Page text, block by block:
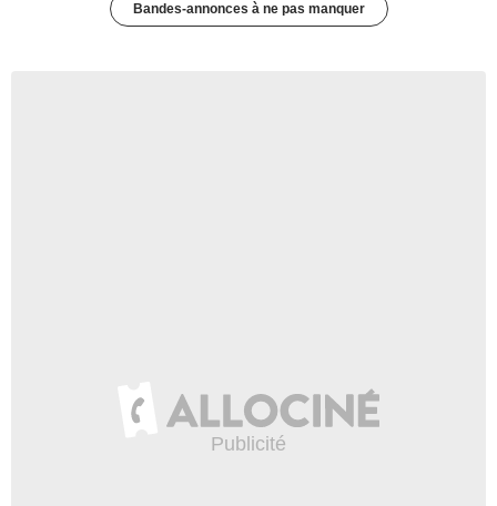
Bandes-annonces à ne pas manquer